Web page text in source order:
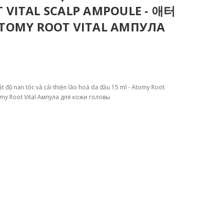
SCALP AMPOULE - 애터
ROOT VITAL АМПУЛА
nan tóc và cải thiện lão hoá da đầu 15 ml - Atomy Root
Root Vital Ампула для кожи головы